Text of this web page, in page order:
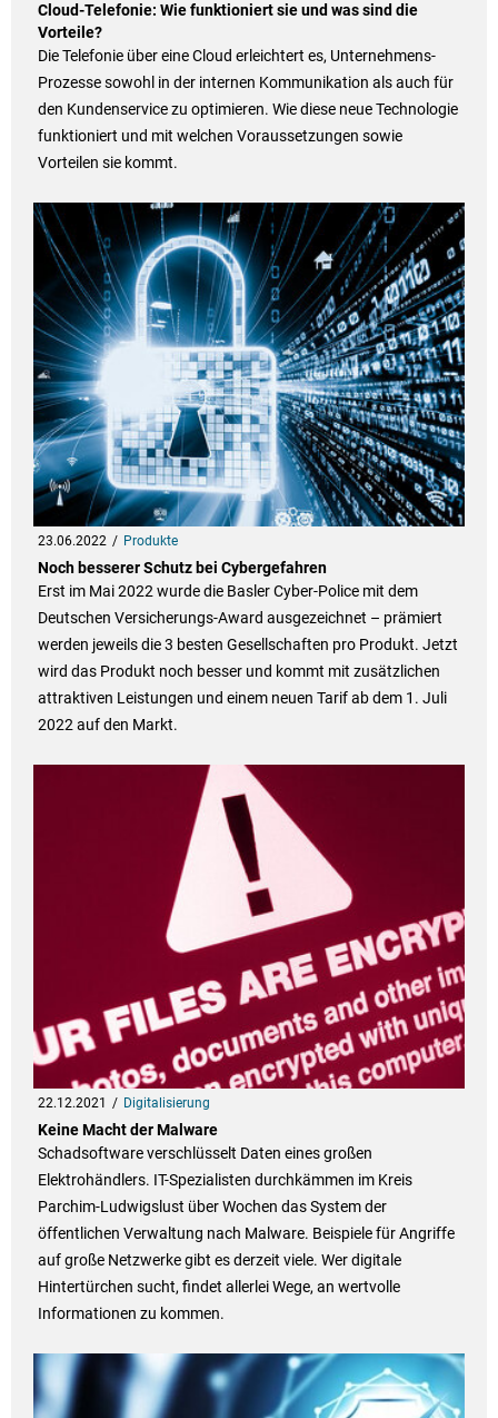
Cloud-Telefonie: Wie funktioniert sie und was sind die
Vorteile?
Die Telefonie über eine Cloud erleichtert es, Unternehmens-
Prozesse sowohl in der internen Kommunikation als auch für
den Kundenservice zu optimieren. Wie diese neue Technologie
funktioniert und mit welchen Voraussetzungen sowie
Vorteilen sie kommt.
23.06.2022 Produkte
Noch besserer Schutz bei Cybergefahren
Erst im Mai 2022 wurde die Basler Cyber-Police mit dem
Deutschen Versicherungs-Award ausgezeichnet – prämiert
werden jeweils die 3 besten Gesellschaften pro Produkt. Jetzt
wird das Produkt noch besser und kommt mit zusätzlichen
attraktiven Leistungen und einem neuen Tarif ab dem 1. Juli
2022 auf den Markt.
22.12.2021 Digitalisierung
Keine Macht der Malware
Schadsoftware verschlüsselt Daten eines großen
Elektrohändlers. IT-Spezialisten durchkämmen im Kreis
Parchim-Ludwigslust über Wochen das System der
öffentlichen Verwaltung nach Malware. Beispiele für Angriffe
auf große Netzwerke gibt es derzeit viele. Wer digitale
Hintertürchen sucht, findet allerlei Wege, an wertvolle
Informationen zu kommen.